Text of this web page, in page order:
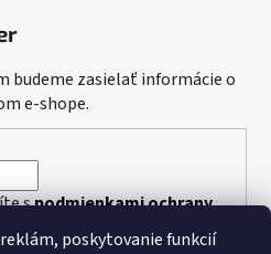
poskytovanie funkcií
budeme zasielať informácie o
e-shope.
spodmienkami ochrany